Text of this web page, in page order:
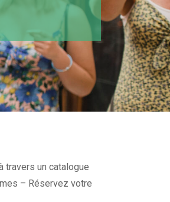
travers un catalogue
– Réservez votre